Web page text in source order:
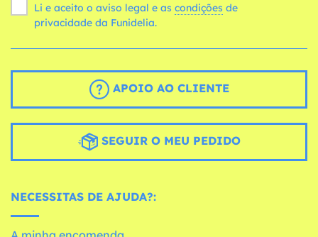
Li e aceito o aviso legal e as condições
privacidade da Funidelia.
APOIO AO CLIENTE
SEGUIR O MEU PEDIDO
NECESSITAS DE AJUDA?: